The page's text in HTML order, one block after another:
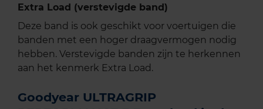
Extra Load (verstevigde band)
Deze band is ook geschikt voor voertuigen die
banden met een hoger draagvermogen nodig
hebben. Verstevigde banden zijn te herkennen
aan het kenmerk Extra Load.
Goodyear ULTRAGRIP